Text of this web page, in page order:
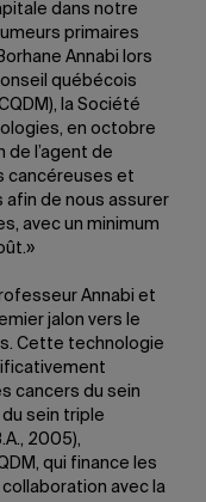
dans notre
primaires
Annabi lors
québécois
la Société
en octobre
de l’agent de
cancéreuses et
de nous assurer
avec un minimum
Annabi et
jalon vers le
Cette technologie
cancers du sein
sein triple
2005),
qui finance les
avec la